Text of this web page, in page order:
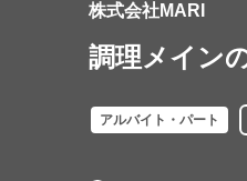
株式会社MARI
調理メイン
アルバイト・パート